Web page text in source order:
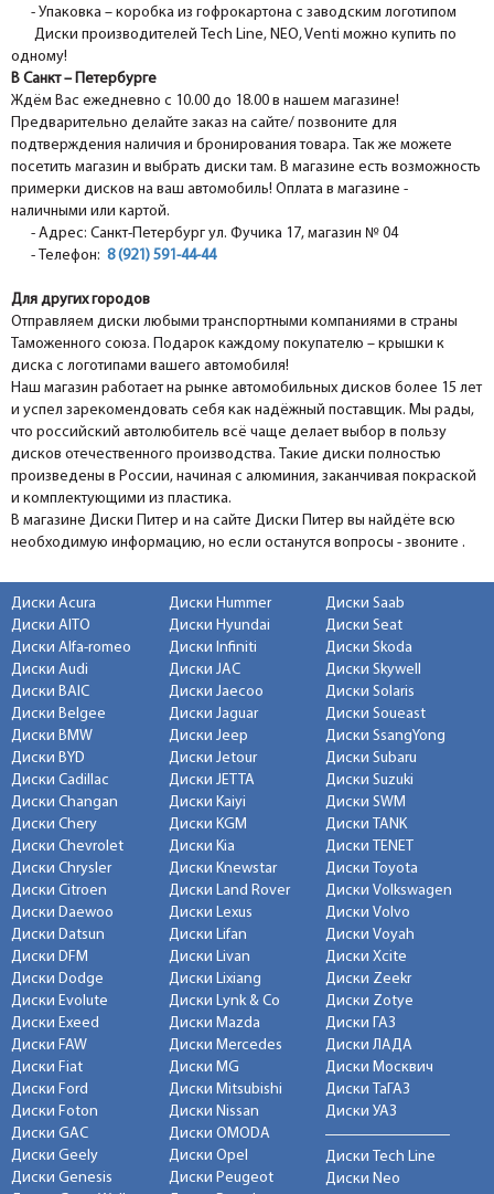
- Упаковка – коробка из гофрокартона с заводским логотипом
Диски производителей Tech Line, NEO, Venti можно купить по
одному!
В Санкт – Петербурге
Ждём Вас ежедневно с 10.00 до 18.00 в нашем магазине!
Предварительно делайте заказ на сайте/ позвоните для
подтверждения наличия и бронирования товара. Так же можете
посетить магазин и выбрать диски там. В магазине есть возможность
примерки дисков на ваш автомобиль! Оплата в магазине -
наличными или картой.
- Адрес: Санкт-Петербург ул. Фучика 17, магазин № 04
- Телефон: 8 (921) 591-44-44
Для других городов
Отправляем диски любыми транспортными компаниями в страны
Таможенного союза. Подарок каждому покупателю – крышки к
диска с логотипами вашего автомобиля!
Наш магазин работает на рынке автомобильных дисков более 15 лет
и успел зарекомендовать себя как надёжный поставщик. Мы рады,
что российский автолюбитель всё чаще делает выбор в пользу
дисков отечественного производства. Такие диски полностью
произведены в России, начиная с алюминия, заканчивая покраской
и комплектующими из пластика.
В магазине Диски Питер и на сайте Диски Питер вы найдёте всю
необходимую информацию, но если останутся вопросы - звоните .
Диски Acura
Диски AITO
Диски Alfa-romeo
Диски Audi
Диски BAIC
Диски Belgee
Диски BMW
Диски BYD
Диски Cadillac
Диски Changan
Диски Chery
Диски Chevrolet
Диски Chrysler
Диски Citroen
Диски Daewoo
Диски Datsun
Диски DFM
Диски Dodge
Диски Evolute
Диски Exeed
Диски FAW
Диски Fiat
Диски Ford
Диски Foton
Диски GAC
Диски Geely
Диски Genesis
Диски Hummer
Диски Hyundai
Диски Infiniti
Диски JAC
Диски Jaecoo
Диски Jaguar
Диски Jeep
Диски Jetour
Диски JETTA
Диски Kaiyi
Диски KGM
Диски Kia
Диски Knewstar
Диски Land Rover
Диски Lexus
Диски Lifan
Диски Livan
Диски Lixiang
Диски Lynk & Co
Диски Mazda
Диски Mercedes
Диски MG
Диски Mitsubishi
Диски Nissan
Диски OMODA
Диски Opel
Диски Peugeot
Диски Saab
Диски Seat
Диски Skoda
Диски Skywell
Диски Solaris
Диски Soueast
Диски SsangYong
Диски Subaru
Диски Suzuki
Диски SWM
Диски TANK
Диски TENET
Диски Toyota
Диски Volkswagen
Диски Volvo
Диски Voyah
Диски Xcite
Диски Zeekr
Диски Zotye
Диски ГАЗ
Диски ЛАДА
Диски Москвич
Диски ТаГАЗ
Диски УАЗ
Диски Tech Line
Диски Neo